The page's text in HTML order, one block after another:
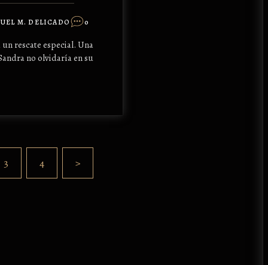
M. DELICADO 0
rescate especial. Una
no olvidaría en su
3 4 >